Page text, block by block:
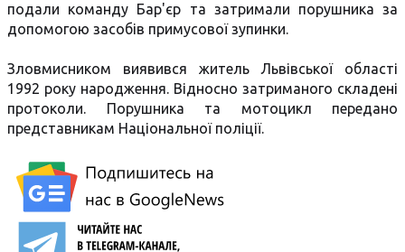
подали команду Бар'єр та затримали порушника за
допомогою засобів примусової зупинки.
Зловмисником виявився житель Львівської області
1992 року народження. Відносно затриманого складені
протоколи. Порушника та мотоцикл передано
представникам Національної поліції.